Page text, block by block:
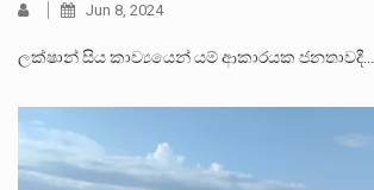
Jun 8, 2024
ලක්ෂාන් සිය කාව්‍යයෙන් යම් ආකාරයක ජනතාවදී…